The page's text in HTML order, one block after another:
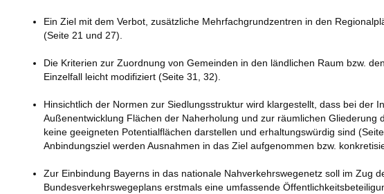
Ein Ziel mit dem Verbot, zusätzliche Mehrfachgrundzentren in den
(Seite 21 und 27).
Die Kriterien zur Zuordnung von Gemeinden in den ländlichen Raum bzw.
Einzelfall leicht modifiziert (Seite 31, 32).
Hinsichtlich der Normen zur Siedlungsstruktur wird klargestellt, dass bei der
Außenentwicklung Flächen der Naherholung und zur räumlichen Gliederung
keine geeigneten Potentialflächen darstellen und erhaltungswürdig sind
Anbindungsziel werden Ausnahmen in das Ziel aufgenommen bzw.
Zur Einbindung Bayerns in das nationale Nahverkehrswegenetz soll im Zug
Bundesverkehrswegeplans erstmals eine umfassende